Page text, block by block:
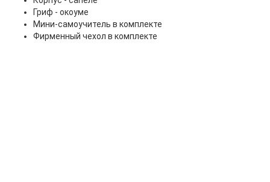
Гриф - окоуме
Мини-самоучитель в комплекте
Фирменный чехол в комплекте